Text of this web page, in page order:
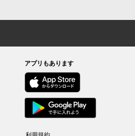
アプリもあります